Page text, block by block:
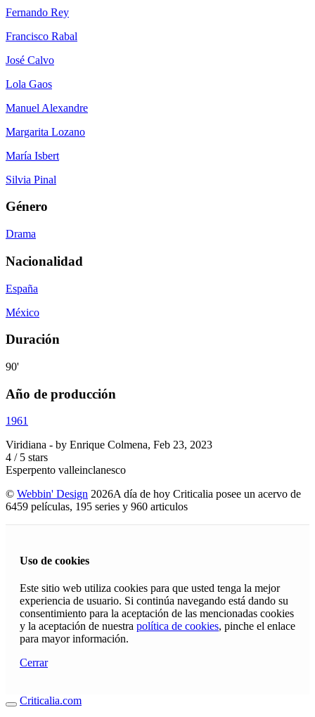
Fernando Rey
Francisco Rabal
José Calvo
Lola Gaos
Manuel Alexandre
Margarita Lozano
María Isbert
Silvia Pinal
Género
Drama
Nacionalidad
España
México
Duración
90'
Año de producción
1961
Viridiana - by Enrique Colmena, Feb 23, 2023
4 / 5 stars
Esperpento valleinclanesco
© Webbin' Design 2026A día de hoy Criticalia posee un acervo de
6459 películas, 195 series y 960 articulos
Uso de cookies
Este sitio web utiliza cookies para que usted tenga la mejor
experiencia de usuario. Si continúa navegando está dando su
consentimiento para la aceptación de las mencionadas cookies
y la aceptación de nuestra política de cookies, pinche el enlace
para mayor información.
Cerrar
Criticalia.com